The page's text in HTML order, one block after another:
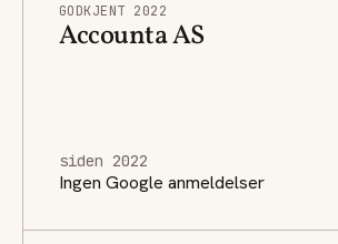
GODKJENT 2022
Accounta AS
siden 2022
Ingen Google anmeldelser